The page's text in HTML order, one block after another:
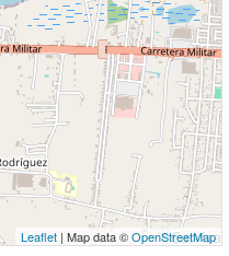
Leaflet | Map data ©OpenStreetMap